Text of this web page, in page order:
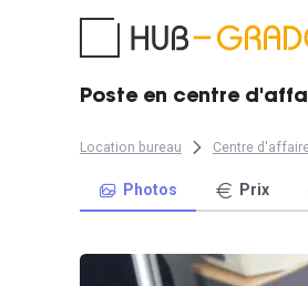
Poste en centre
Location bureau Centre
Photos Prix